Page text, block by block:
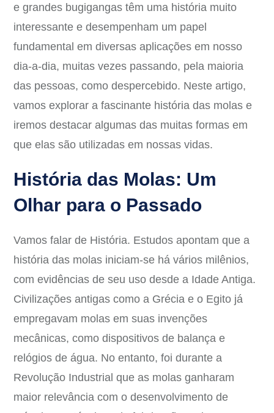
e grandes bugigangas têm uma história muito
interessante e desempenham um papel
fundamental em diversas aplicações em nosso
dia-a-dia, muitas vezes passando, pela maioria
das pessoas, como despercebido. Neste artigo,
vamos explorar a fascinante história das molas e
iremos destacar algumas das muitas formas em
que elas são utilizadas em nossas vidas.
História das Molas: Um
Olhar para o Passado
Vamos falar de História. Estudos apontam que a
história das molas iniciam-se há vários milênios,
com evidências de seu uso desde a Idade Antiga.
Civilizações antigas como a Grécia e o Egito já
empregavam molas em suas invenções
mecânicas, como dispositivos de balança e
relógios de água. No entanto, foi durante a
Revolução Industrial que as molas ganharam
maior relevância com o desenvolvimento de